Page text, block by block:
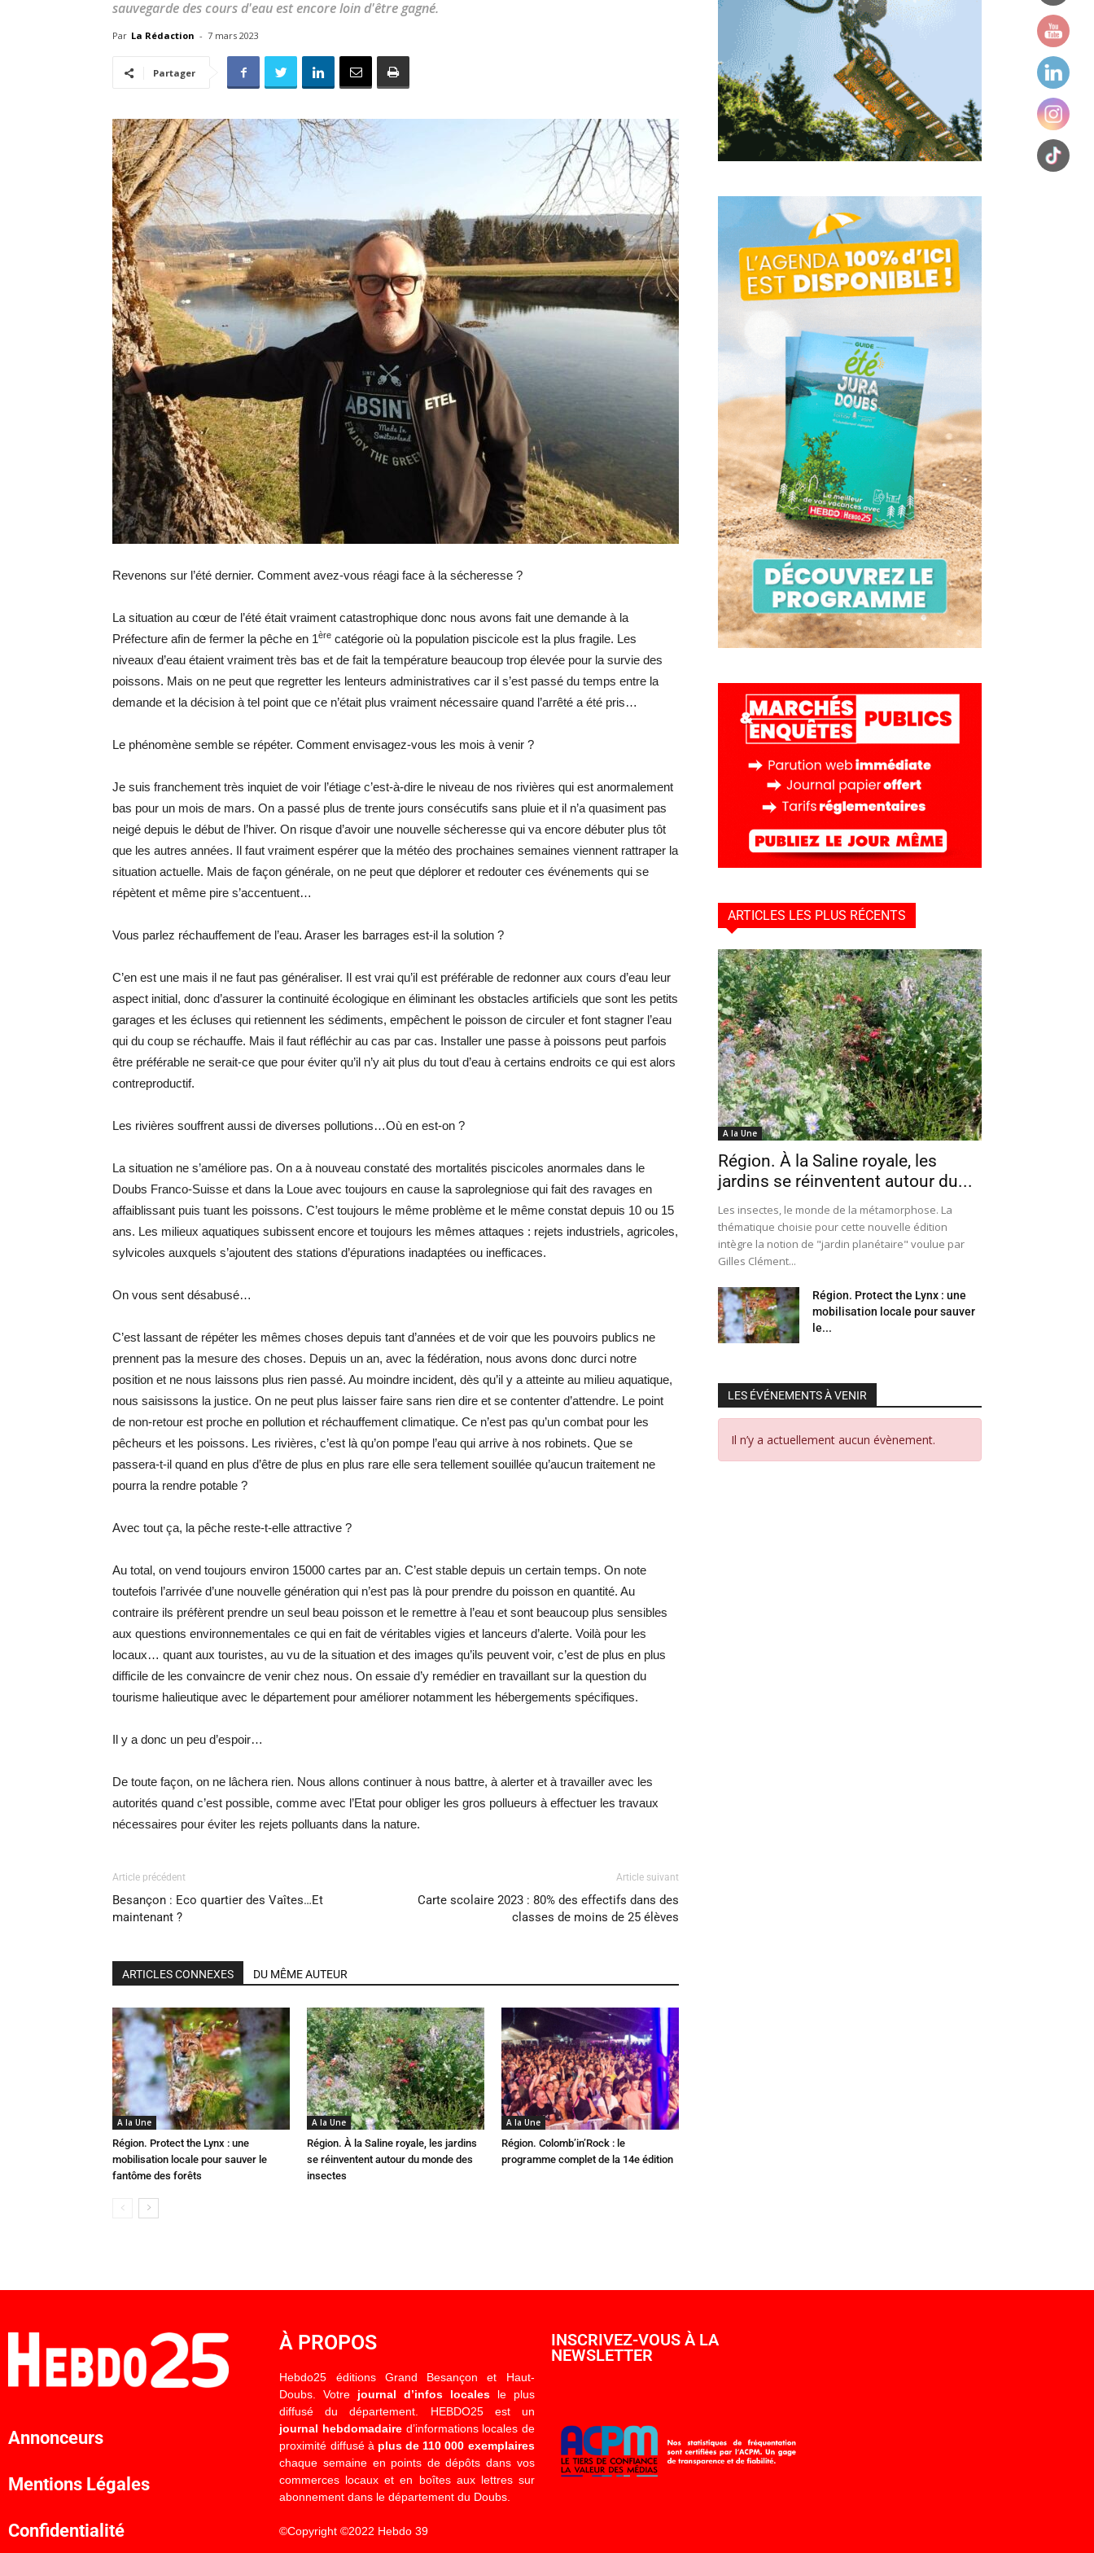
locale
sauvegarde des cours d'eau est encore loin d'être gagné.
Par La Rédaction - 7 mars 2023
Partager
Revenons sur l’été dernier. Comment avez-vous réagi face à la sécheresse ?
La situation au cœur de l’été était vraiment catastrophique donc nous avons fait une demande à la
Préfecture afin de fermer la pêche en 1ère catégorie où la population piscicole est la plus fragile. Les
niveaux d’eau étaient vraiment très bas et de fait la température beaucoup trop élevée pour la survie des
poissons. Mais on ne peut que regretter les lenteurs administratives car il s’est passé du temps entre la
demande et la décision à tel point que ce n’était plus vraiment nécessaire quand l’arrêté a été pris…
Le phénomène semble se répéter. Comment envisagez-vous les mois à venir ?
Je suis franchement très inquiet de voir l’étiage c’est-à-dire le niveau de nos rivières qui est anormalement
bas pour un mois de mars. On a passé plus de trente jours consécutifs sans pluie et il n’a quasiment pas
neigé depuis le début de l’hiver. On risque d’avoir une nouvelle sécheresse qui va encore débuter plus tôt
que les autres années. Il faut vraiment espérer que la météo des prochaines semaines viennent rattraper la
situation actuelle. Mais de façon générale, on ne peut que déplorer et redouter ces événements qui se
répètent et même pire s’accentuent…
Vous parlez réchauffement de l’eau. Araser les barrages est-il la solution ?
C’en est une mais il ne faut pas généraliser. Il est vrai qu’il est préférable de redonner aux cours d’eau leur
aspect initial, donc d’assurer la continuité écologique en éliminant les obstacles artificiels que sont les petits
garages et les écluses qui retiennent les sédiments, empêchent le poisson de circuler et font stagner l’eau
qui du coup se réchauffe. Mais il faut réfléchir au cas par cas. Installer une passe à poissons peut parfois
être préférable ne serait-ce que pour éviter qu’il n’y ait plus du tout d’eau à certains endroits ce qui est alors
contreproductif.
Les rivières souffrent aussi de diverses pollutions…Où en est-on ?
La situation ne s’améliore pas. On a à nouveau constaté des mortalités piscicoles anormales dans le
Doubs Franco-Suisse et dans la Loue avec toujours en cause la saprolegniose qui fait des ravages en
affaiblissant puis tuant les poissons. C’est toujours le même problème et le même constat depuis 10 ou 15
ans. Les milieux aquatiques subissent encore et toujours les mêmes attaques : rejets industriels, agricoles,
sylvicoles auxquels s’ajoutent des stations d’épurations inadaptées ou inefficaces.
On vous sent désabusé…
C’est lassant de répéter les mêmes choses depuis tant d’années et de voir que les pouvoirs publics ne
prennent pas la mesure des choses. Depuis un an, avec la fédération, nous avons donc durci notre
position et ne nous laissons plus rien passé. Au moindre incident, dès qu’il y a atteinte au milieu aquatique,
nous saisissons la justice. On ne peut plus laisser faire sans rien dire et se contenter d’attendre. Le point
de non-retour est proche en pollution et réchauffement climatique. Ce n’est pas qu’un combat pour les
pêcheurs et les poissons. Les rivières, c’est là qu’on pompe l’eau qui arrive à nos robinets. Que se
passera-t-il quand en plus d’être de plus en plus rare elle sera tellement souillée qu’aucun traitement ne
pourra la rendre potable ?
Avec tout ça, la pêche reste-t-elle attractive ?
Au total, on vend toujours environ 15000 cartes par an. C’est stable depuis un certain temps. On note
toutefois l’arrivée d’une nouvelle génération qui n’est pas là pour prendre du poisson en quantité. Au
contraire ils préfèrent prendre un seul beau poisson et le remettre à l’eau et sont beaucoup plus sensibles
aux questions environnementales ce qui en fait de véritables vigies et lanceurs d’alerte. Voilà pour les
locaux… quant aux touristes, au vu de la situation et des images qu’ils peuvent voir, c’est de plus en plus
difficile de les convaincre de venir chez nous. On essaie d’y remédier en travaillant sur la question du
tourisme halieutique avec le département pour améliorer notamment les hébergements spécifiques.
Il y a donc un peu d’espoir…
De toute façon, on ne lâchera rien. Nous allons continuer à nous battre, à alerter et à travailler avec les
autorités quand c’est possible, comme avec l’Etat pour obliger les gros pollueurs à effectuer les travaux
nécessaires pour éviter les rejets polluants dans la nature.
Article précédent
Besançon : Eco quartier des Vaîtes…Et
maintenant ?
Article suivant
Carte scolaire 2023 : 80% des effectifs dans des
classes de moins de 25 élèves
ARTICLES CONNEXES DU MÊME AUTEUR
A la Une
Région. Protect the Lynx : une
mobilisation locale pour sauver le
fantôme des forêts
A la Une
Région. À la Saline royale, les jardins
se réinventent autour du monde des
insectes
A la Une
Région. Colomb’in’Rock : le
programme complet de la 14e édition
ARTICLES LES PLUS RÉCENTS
A la Une
Région. À la Saline royale, les
jardins se réinventent autour du...
Les insectes, le monde de la métamorphose. La
thématique choisie pour cette nouvelle édition
intègre la notion de "jardin planétaire" voulue par
Gilles Clément...
Région. Protect the Lynx : une
mobilisation locale pour sauver
le...
LES ÉVÉNEMENTS À VENIR
Il n’y a actuellement aucun évènement.
Annonceurs
Mentions Légales
Confidentialité
À PROPOS
Hebdo25 éditions Grand Besançon et Haut-
Doubs. Votre journal d’infos localesle plus
diffusé du département. HEBDO25 est un
journal hebdomadaired’informations locales de
proximité diffusé à plus de 110 000 exemplaires
chaque semaine en points de dépôts dans vos
commerces locaux et en boîtes aux lettres sur
abonnement dans le département du Doubs.
©Copyright ©2022 Hebdo 39
INSCRIVEZ-VOUS À LA
NEWSLETTER